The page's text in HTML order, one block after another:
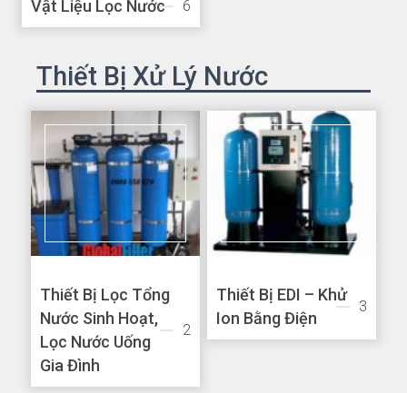
Vật Liệu Lọc Nước 6
Thiết Bị Xử Lý Nước
Thiết Bị Lọc Tổng
Nước Sinh Hoạt,
Lọc Nước Uống
Gia Đình
2
Thiết Bị EDI – Khử
Ion Bằng Điện
3